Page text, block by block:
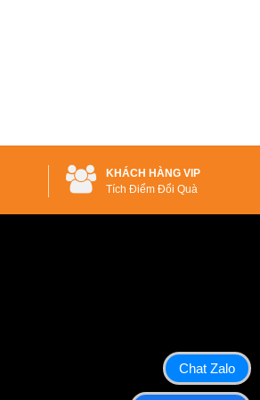
KHÁCH HÀNG VIP
Tích Điểm Đổi Quà
Chat Zalo